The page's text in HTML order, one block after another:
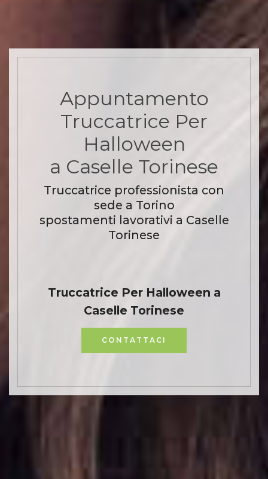
Appuntamento
Truccatrice Per
Halloween
a Caselle Torinese
Truccatrice professionista con
sede a Torino
spostamenti lavorativi a Caselle
Torinese
Truccatrice Per Halloween a
Caselle Torinese
CONTATTACI